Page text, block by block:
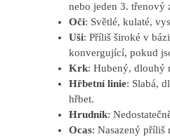
nebo jeden 3. třenový
Oči: Světlé, kulaté,
Uši: Příliš široké v
konvergující, pokud
Krk: Hubený, dlouhý
Hřbetní linie: Slabá,
hřbet.
Hrudník:
Ocas: Nasazený příliš